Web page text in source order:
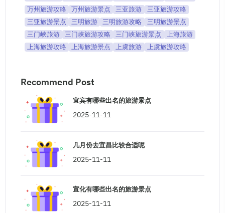
万州旅游攻略
万州旅游景点 三亚旅游
三亚旅游攻略
三亚旅游景点
三明旅游 三明旅游攻略
三明旅游景点
三门峡旅游
三门峡旅游攻略 三门峡旅游景点
上海旅游
上海旅游攻略
上海旅游景点 上虞旅游 上虞旅游攻略
Recommend Post
宜宾有哪些出名的旅游景点
2025-11-11
几月份去宜昌比较合适呢
2025-11-11
宣化有哪些出名的旅游景点
2025-11-11